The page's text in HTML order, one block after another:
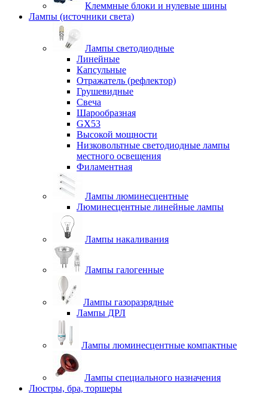
Клеммные блоки и нулевые шины
Лампы (источники света)
Лампы светодиодные
Линейные
Капсульные
Отражатель (рефлектор)
Грушевидные
Свеча
Шарообразная
GX53
Высокой мощности
Низковольтные светодиодные лампы
местного освещения
Филаментная
Лампы люминесцентные
Люминесцентные линейные лампы
Лампы накаливания
Лампы галогенные
Лампы газоразрядные
Лампы ДРЛ
Лампы люминесцентные компактные
Лампы специального назначения
Люстры, бра, торшеры